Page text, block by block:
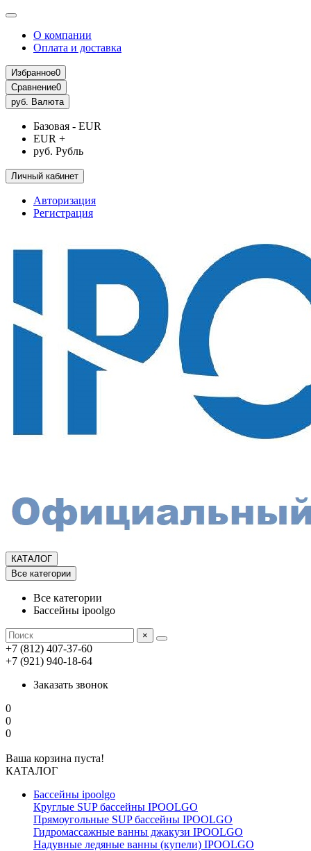
О компании
Оплата и доставка
Избранное0
Сравнение0
руб. Валюта
Базовая - EUR
EUR +
руб. Рубль
Личный кабинет
Авторизация
Регистрация
КАТАЛОГ
Все категории
Все категории
Бассейны ipoolgo
×
+7 (812) 407-37-60
+7 (921) 940-18-64
Заказать звонок
0
0
0
Ваша корзина пуста!
КАТАЛОГ
Бассейны ipoolgo
Круглые SUP бассейны IPOOLGO
Прямоугольные SUP бассейны IPOOLGO
Гидромассажные ванны джакузи IPOOLGO
Надувные ледяные ванны (купели) IPOOLGO